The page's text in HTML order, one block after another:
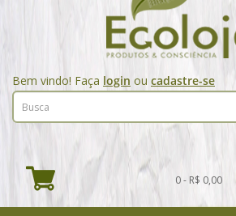
Bem vindo! Faça login ou cadastre-se
0 - R$ 0,00